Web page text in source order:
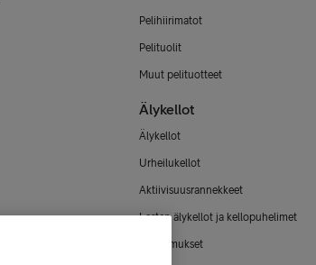
Pelihiirimatot
Pelituolit
Muut pelituotteet
Älykellot
Älykellot
Urheilukellot
Aktiivisuusrannekkeet
Lasten älykellot ja kellopuhelimet
Älysormukset